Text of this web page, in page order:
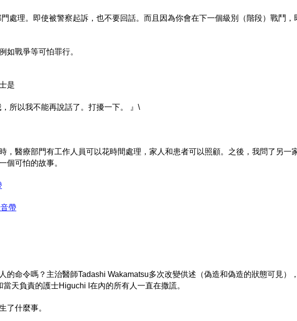
處理。即使被警察起訴，也不要回話。而且因為你會在下一個級別（階段）戰鬥
如戰爭等可怕罪行。
是
所以我不能再說話了。打擾一下。 』\
，醫療部門有工作人員可以花時間處理，家人和患者可以照顧。之後，我問了另一
個可怕的故事。
帶
的命令嗎？主治醫師Tadashi Wakamatsu多次改變供述（偽造和偽造的狀態可見）
天負責的護士Higuchi I在內的所有人一直在撒謊。
了什麼事。